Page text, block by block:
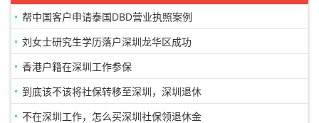
帮中国客户申请泰国DBD营业执照案例
刘女士研究生学历落户深圳龙华区成功
香港户籍在深圳工作参保
到底该不该将社保转移至深圳，深圳退休
不在深圳工作，怎么买深圳社保领退休金